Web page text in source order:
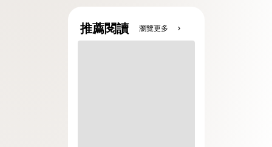
推薦閱讀 瀏覽更多 chevron_right